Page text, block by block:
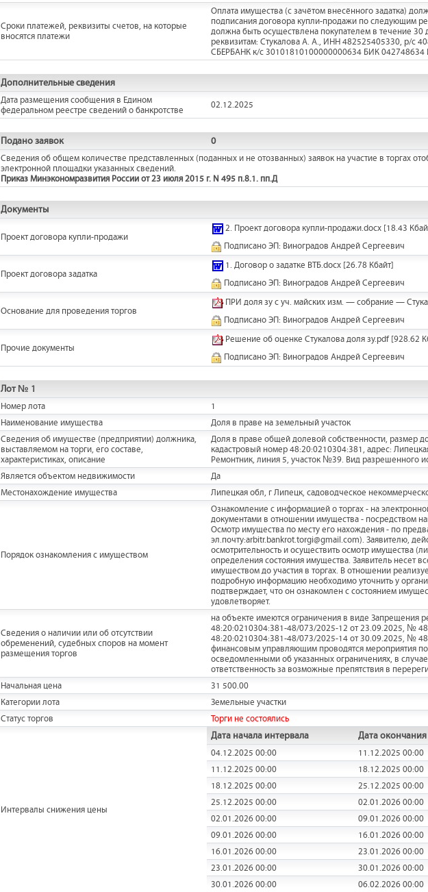
Сроки платежей, реквизиты счетов, на которые
вносятся платежи
Оплата имущества (с зачётом внесённого задатка)
подписания договора купли-продажи по следующим
должна быть осуществлена покупателем в течение
реквизитам: Стукалова А. А., ИНН 482525405330, р/с
СБЕРБАНК к/с 30101810100000000634 БИК 042748634
Дополнительные сведения
Дата размещения сообщения в Едином
федеральном реестре сведений о банкротстве
02.12.2025
Подано заявок 0
Сведения об общем количестве представленных (поданных и не отозванных) заявок на участие в торгах
электронной площадки указанных сведений.
Приказ Минэкономразвития России от 23 июля 2015 г. N 495 п.8.1. пп.Д
Документы
Проект договора купли-продажи
2. Проект договора купли-продажи.docx [18.43
Подписано ЭП: Виноградов Андрей Сергеевич
Проект договора задатка
1. Договор о задатке ВТБ.docx [26.78 Кбайт]
Подписано ЭП: Виноградов Андрей Сергеевич
Основание для проведения торгов
ПРИ доля зу с уч. майских изм. — собрание —
Подписано ЭП: Виноградов Андрей Сергеевич
Прочие документы
Решение об оценке Стукалова доля зу.pdf[928.62
Подписано ЭП: Виноградов Андрей Сергеевич
Лот № 1
Номер лота
1
Наименование имущества
Доля в праве на земельный участок
Cведения об имуществе (предприятии) должника,
выставляемом на торги, его составе,
характеристиках, описание
Доля в праве общей долевой собственности, размер
кадастровый номер 48:20:0210304:381, адрес:
Ремонтник, линия 5, участок №39. Вид разрешенного
Является объектом недвижимости
Да
Местонахождение имущества
Липецкая обл, г Липецк, садоводческое
Порядок ознакомления с имуществом
Ознакомление с информацией о торгах - на
документами в отношении имущества - посредством
Осмотр имущества по месту его нахождения - по
эл.почту:arbitr.bankrot.torgi@gmail.com). Заявителю,
осмотрительность и осуществить осмотр имущества
определения состояния имущества. Заявитель несет
имуществом до участия в торгах. В отношении
подробную информацию необходимо уточнить у
подтверждает, что он ознакомлен с состоянием
удовлетворяет.
Cведения о наличии или об отсутствии
обременений, судебных споров на момент
размещения торгов
на объекте имеются ограничения в виде
48:20:0210304:381-48/073/2025-12 от 23.09.2025, №
48:20:0210304:381-48/073/2025-14 от 30.09.2025, №
финансовым управляющим проводятся мероприятия
осведомленными об указанных ограничениях, в
ответственность за возможные препятствия в
Начальная цена
31 500.00
Категории лота
Земельные участки
Статус торгов
Торги не состоялись
Интервалы снижения цены
Дата начала интервала Дата
04.12.2025 00:00 11.12.2025 00:00
11.12.2025 00:00
18.12.2025 00:00
18.12.2025 00:00
25.12.2025 00:00
25.12.2025 00:00
02.01.2026 00:00
02.01.2026 00:00
09.01.2026 00:00
09.01.2026 00:00
16.01.2026 00:00
16.01.2026 00:00
23.01.2026 00:00
23.01.2026 00:00
30.01.2026 00:00
30.01.2026 00:00
06.02.2026 00:00